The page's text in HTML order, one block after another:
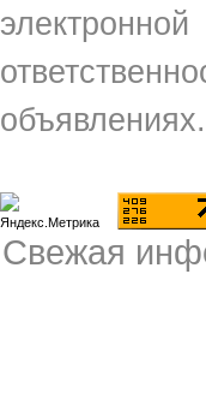
объявлениях.
Свежая